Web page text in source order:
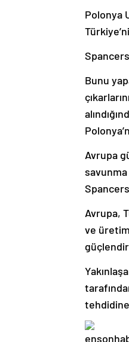
Polonya
Bunu
Avrupa
Avrupa,
ve
tehdidine